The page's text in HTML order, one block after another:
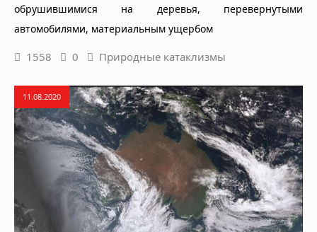
обрушившимися на деревья, перевернутыми
автомобилями, материальным ущербом
1558 0 Природные катаклизмы
11.08.2020